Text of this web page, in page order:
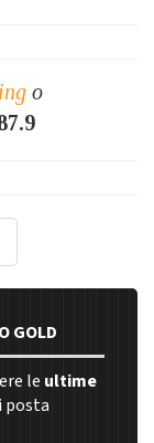
o
GOLD
le ultime
posta